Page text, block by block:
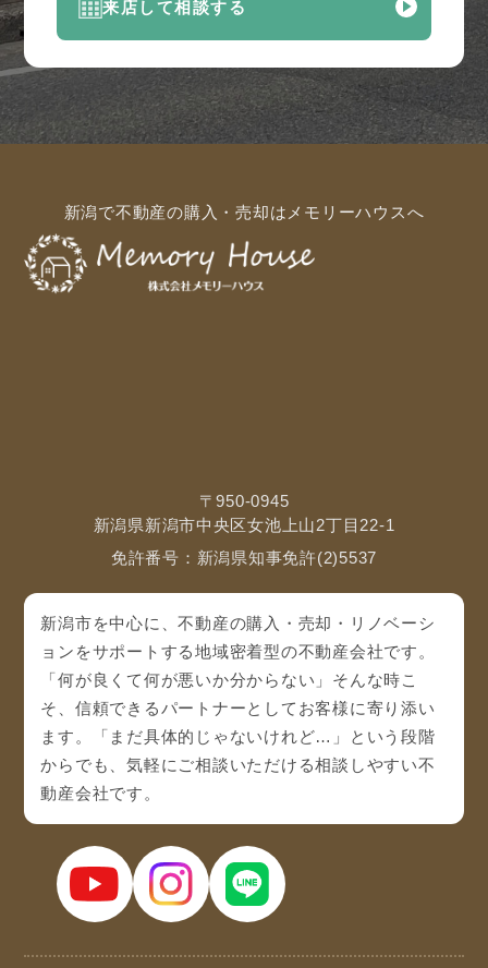
来店して相談する
新潟で不動産の購入・売却はメモリーハウスへ
〒950-0945
新潟県新潟市中央区女池上山2丁目22-1
免許番号：新潟県知事免許(2)5537
新潟市を中心に、不動産の購入・売却・リノベーシ
ョンをサポートする地域密着型の不動産会社です。
「何が良くて何が悪いか分からない」そんな時こ
そ、信頼できるパートナーとしてお客様に寄り添い
ます。「まだ具体的じゃないけれど…」という段階
からでも、気軽にご相談いただける相談しやすい不
動産会社です。